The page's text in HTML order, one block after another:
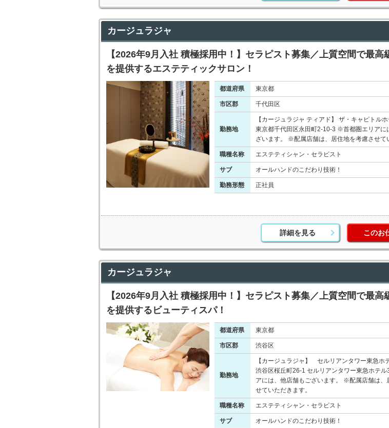
カージュラジャ
【2026年9月入社 積極採用中！】セラピスト募集／上質空間で最高
を提供するエステティックサロン！
都道府県 東京都
市区郡 千代田区
勤務地
【カージュラジャ ティアド】 ザ・キャピトル
東京都千代田区永田町2-10-3 ※首都圏エリアに
ざいます。 ※配属店舗は、居住地を考慮させて
職種名称 エステティシャン・セラピスト
サブ オールハンドのこだわり技術！
勤務形態 正社員
詳細を見る このお
カージュラジャ
【2026年9月入社 積極採用中！】セラピスト募集／上質空間で最高
を提供するビューティスパ！
都道府県 東京都
市区郡 渋谷区
勤務地
【カージュラジャ】 セルリアンタワー東急
渋谷区桜丘町26-1 セルリアンタワー東急ホテ
アには、他店舗もございます。 ※配属店舗は、
せていただきます。
職種名称 エステティシャン・セラピスト
サブ オールハンドのこだわり技術！